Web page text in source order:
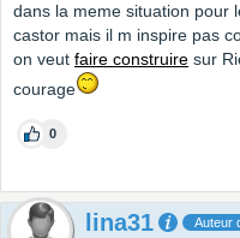
dans la meme situation pour
castor mais il m inspire pas
on veut faire construire sur
courage
0
lina31 Auteur